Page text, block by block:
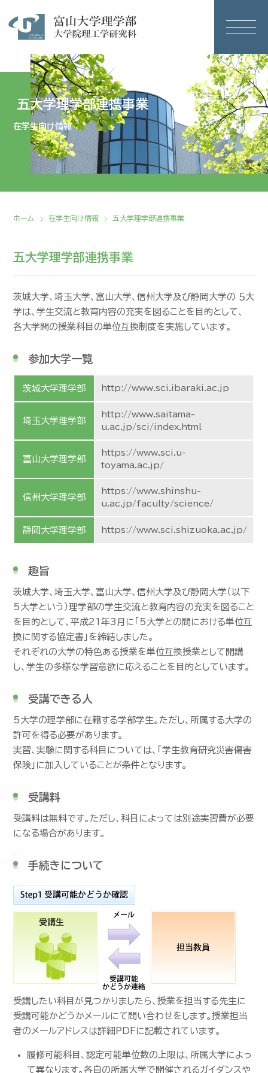
五大学理学部連携事業
在学生向け情報
ホーム 在学生向け情報 五大学理学部連携事業
五大学理学部連携事業
茨城大学、埼玉大学、富山大学、信州大学及び静岡大学の ５大
学は、学生交流と教育内容の充実を図ることを目的として、
各大学間の授業科目の単位互換制度を実施しています。
参加大学一覧
茨城大学理学部 http://www.sci.ibaraki.ac.jp
埼玉大学理学部
http://www.saitama-
u.ac.jp/sci/index.html
富山大学理学部
https://www.sci.u-
toyama.ac.jp/
信州大学理学部
https://www.shinshu-
u.ac.jp/faculty/science/
静岡大学理学部 https://www.sci.shizuoka.ac.jp/
趣旨
茨城大学、埼玉大学、富山大学、信州大学及び静岡大学（以下
5大学という）理学部の学生交流と教育内容の充実を図ること
を目的として、平成21年3月に「5大学との間における単位互
換に関する協定書」を締結しました。
それぞれの大学の特色ある授業を単位互換授業として開講
し、学生の多様な学習意欲に応えることを目的としています。
受講できる人
5大学の理学部に在籍する学部学生。ただし、所属する大学の
許可を得る必要があります。
実習、実験に関する科目については、「学生教育研究災害傷害
保険」に加入していることが条件となります。
受講料
受講料は無料です。ただし、科目によっては別途実習費が必要
になる場合があります。
手続きについて
受講したい科目が見つかりましたら、授業を担当する先生に
受講可能かどうかメールにて問い合わせをします。授業担当
者のメールアドレスは詳細PDFに記載されています。
履修可能科目、認定可能単位数の上限は、所属大学によっ
て異なります。各自の所属大学で開催されるガイダンスや